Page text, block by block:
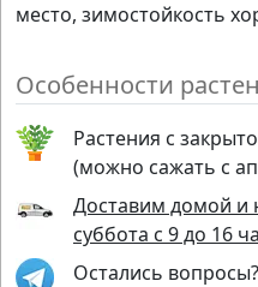
место, зимостойкость
Особенности
Растения с
(можно сажать с
Доставим домой и
суббота с 9 до 16
Остались